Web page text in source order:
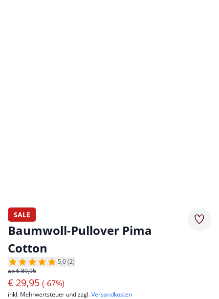
SALE
Baumwoll-Pullover Pima
Cotton
5,0 (2)
ab € 89,95
€ 29,95 (-67%)
inkl. Mehrwertsteuer und zzgl.Versandkosten